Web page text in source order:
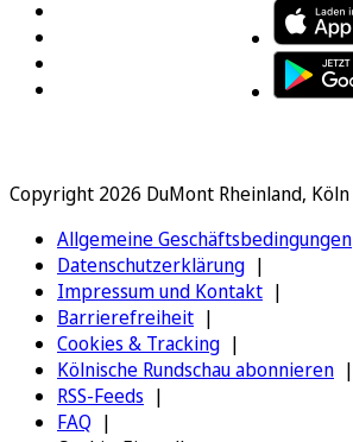
Copyright 2026 DuMont Rheinland, Köln
Allgemeine Geschäftsbedingungen
Datenschutzerklärung
Impressum und Kontakt
Barrierefreiheit
Cookies & Tracking
Kölnische Rundschau abonnieren
RSS-Feeds
FAQ